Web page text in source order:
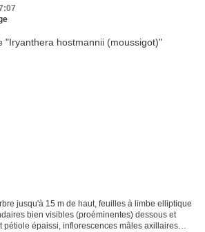
jusqu'à 15 m de haut, feuilles à limbe elliptique
bien visibles (proéminentes) dessous et
pétiole épaissi, inflorescences mâles axillaires